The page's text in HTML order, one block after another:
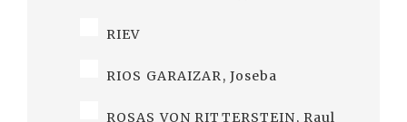
RIEV
RIOS GARAIZAR, Joseba
ROSAS VON RITTERSTEIN, Raul